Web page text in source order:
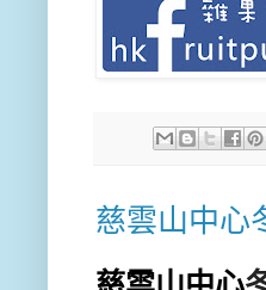
慈雲山中心